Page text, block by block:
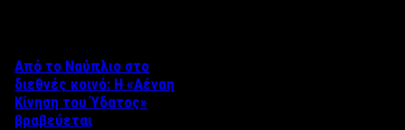
Από το Ναύπλιο στο
διεθνές κοινό: Η «Αέναη
Κίνηση του Ύδατος»
βραβεύεται